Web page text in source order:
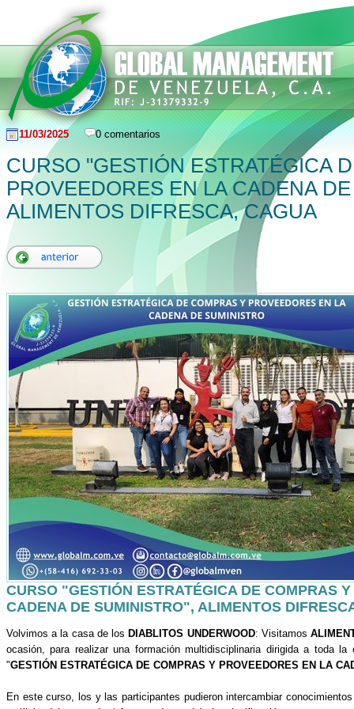
11/03/2025 0 comentarios
CURSO "GESTIÓN ESTRATÉGICA
PROVEEDORES EN LA CADENA
ALIMENTOS DIFRESCA, CAGUA
CURSO "GESTIÓN ESTRATÉGICA DE COMPRAS
CADENA DE SUMINISTRO", ALIMENTOS
Volvimos a la casa de losDIABLITOS UNDERWOOD: Visitamos
ocasión, para realizar una formación multidisciplinaria dirigida a toda
"GESTIÓN ESTRATÉGICA DE COMPRAS Y PROVEEDORES EN LA
En este curso, los y las participantes pudieron intercambiar